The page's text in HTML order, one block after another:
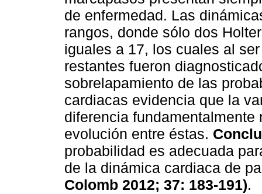
de enfermedad. Las
rangos, donde sólo dos
iguales a 17, los cuales al
restantes fueron
sobrelapamiento de las
cardiacas evidencia que la
diferencia
evolución entre éstas.
probabilidad es adecuada
de la dinámica cardiaca de
Colomb 2012; 37: 183-191).